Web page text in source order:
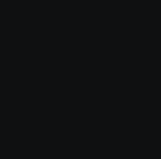
Gruppe ist essenziell und